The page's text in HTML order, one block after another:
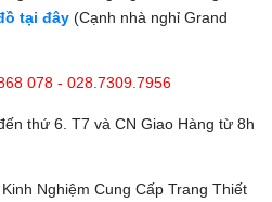
tại đây (Cạnh nhà nghỉ Grand
078 - 028.7309.7956
thứ 6. T7 và CN Giao Hàng từ 8h
Nghiệm Cung Cấp Trang Thiết